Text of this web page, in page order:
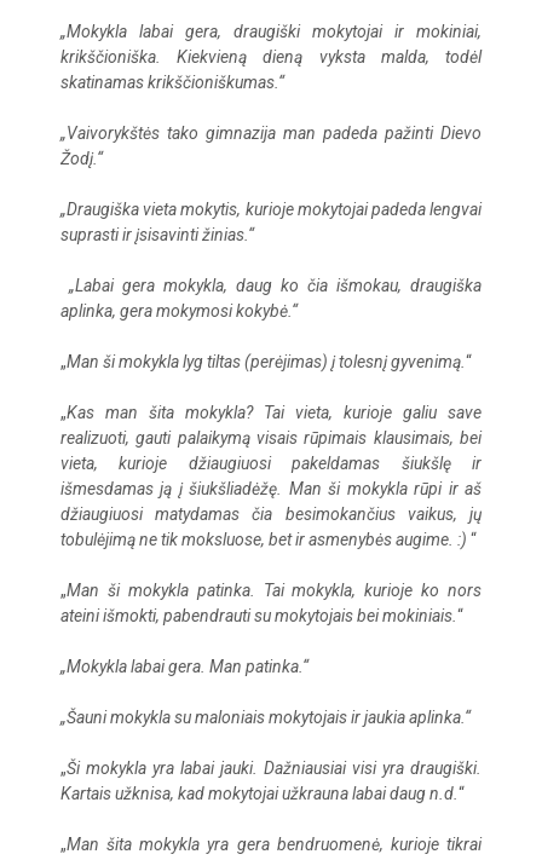
„Mokykla labai gera, draugiški mokytojai ir mokiniai,
krikščioniška. Kiekvieną dieną vyksta malda, todėl
skatinamas krikščioniškumas.“
„Vaivorykštės tako gimnazija man padeda pažinti Dievo
Žodį.“
„Draugiška vieta mokytis, kurioje mokytojai padeda lengvai
suprasti ir įsisavinti žinias.“
„Labai gera mokykla, daug ko čia išmokau, draugiška
aplinka, gera mokymosi kokybė.“
„Man ši mokykla lyg tiltas (perėjimas) į tolesnį gyvenimą. “
„Kas man šita mokykla? Tai vieta, kurioje galiu save
realizuoti, gauti palaikymą visais rūpimais klausimais, bei
vieta, kurioje džiaugiuosi pakeldamas šiukšlę ir
išmesdamas ją į šiukšliadėžę. Man ši mokykla rūpi ir aš
džiaugiuosi matydamas čia besimokančius vaikus, jų
tobulėjimą ne tik moksluose, bet ir asmenybės augime. :) “
„Man ši mokykla patinka. Tai mokykla, kurioje ko nors
ateini išmokti, pabendrauti su mokytojais bei mokiniais. “
„Mokykla labai gera. Man patinka.“
„Šauni mokykla su maloniais mokytojais ir jaukia aplinka.“
„Ši mokykla yra labai jauki. Dažniausiai visi yra draugiški.
Kartais užknisa, kad mokytojai užkrauna labai daug n.d. “
„Man šita mokykla yra gera bendruomenė, kurioje tikrai